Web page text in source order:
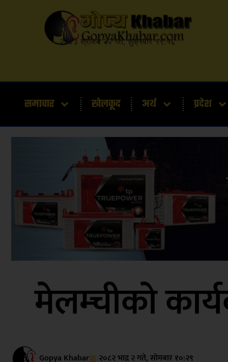
२०८३ श्रावण २२ गते, शुक्रबार १९:५६
समाचार खेलकूद अर्थ प्रदेश
मेलम्चीको
Gopya Khabar २०८२ भाद्र २ गते, सोमबार १०:२९